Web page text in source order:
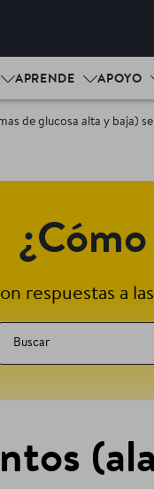
APRENDE APOYO
de glucosa alta y baja)
respuestas a